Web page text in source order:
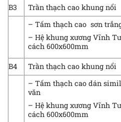
B3 Trần thạch cao khung nổi
– Tấm thạch cao sơn
– Hệ khung xương Vĩnh
cách 600x600mm
B4 Trần thạch cao khung nổi
– Tấm thạch cao dán
văn
– Hệ khung xương Vĩnh
cách 600x600mm